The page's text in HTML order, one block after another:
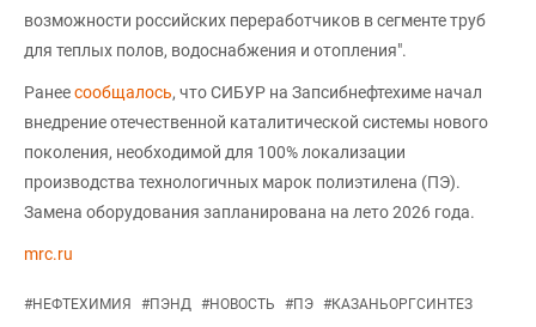
возможности российских переработчиков в сегменте труб
для теплых полов, водоснабжения и отопления".
Ранеесообщалось, что СИБУР на Запсибнефтехиме начал
внедрение отечественной каталитической системы нового
поколения, необходимой для 100% локализации
производства технологичных марок полиэтилена (ПЭ).
Замена оборудования запланирована на лето 2026 года.
mrc.ru
#НЕФТЕХИМИЯ #ПЭНД #НОВОСТЬ #ПЭ #КАЗАНЬОРГСИНТЕЗ